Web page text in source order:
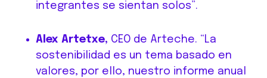
integrantes se sientan solos”.
Alex Artetxe, CEO de Arteche. “La
sostenibilidad es un tema basado en
valores, por ello, nuestro informe anual